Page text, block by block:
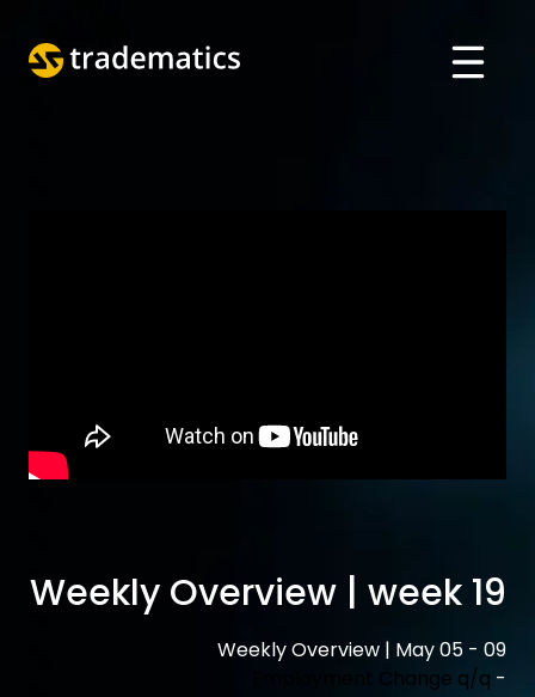
VIETNAMESE
Weekly Overview | week 19
Weekly Overview | May 05 - 09
-
Employment Change q/q